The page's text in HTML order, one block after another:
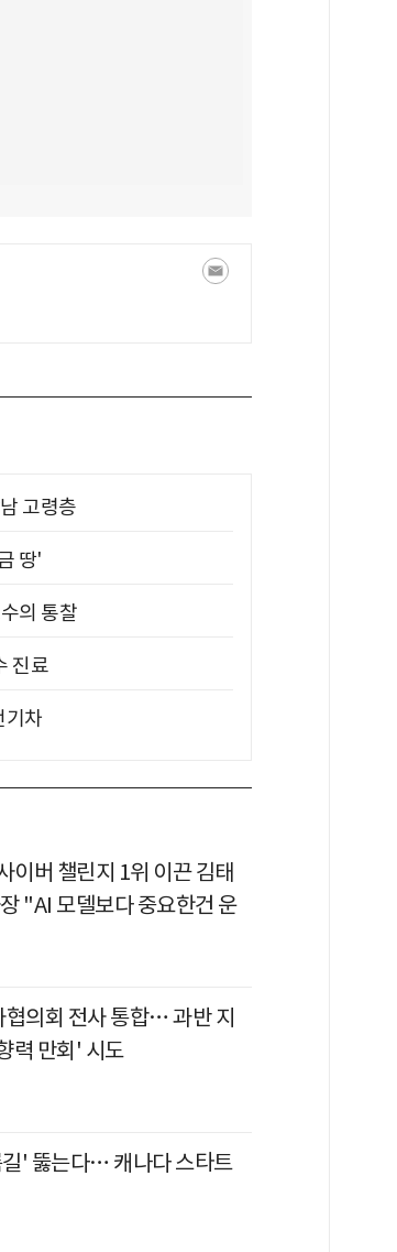
고령층
땅'
의 통찰
진료
기차
이버 챌린지 1위 이끈 김태
"AI 모델보다 중요한건 운
의회 전사 통합… 과반 지
력 만회' 시도
' 뚫는다… 캐나다 스타트